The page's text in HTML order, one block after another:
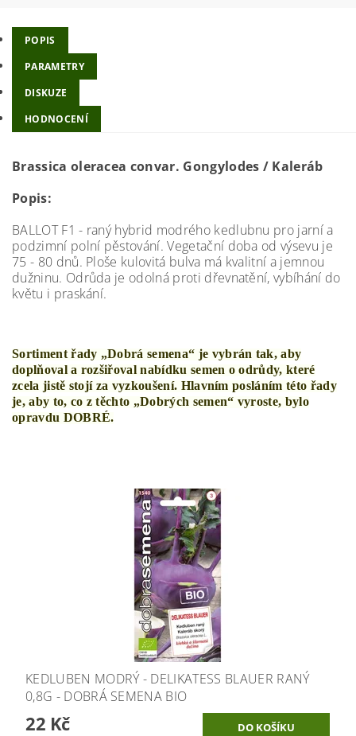
POPIS
PARAMETRY
DISKUZE
HODNOCENÍ
Brassica oleracea convar. Gongylodes / Kaleráb
Popis:
BALLOT F1 - raný hybrid modrého kedlubnu pro jarní a
podzimní polní pěstování. Vegetační doba od výsevu je
75 - 80 dnů. Ploše kulovitá bulva má kvalitní a jemnou
dužninu. Odrůda je odolná proti dřevnatění, vybíhání do
květu i praskání.
Sortiment řady „Dobrá semena“ je vybrán tak, aby
doplňoval a rozšiřoval nabídku semen o odrůdy, které
zcela jistě stojí za vyzkoušení. Hlavním posláním této řady
je, aby to, co z těchto „Dobrých semen“ vyroste, bylo
opravdu DOBRÉ.
KEDLUBEN MODRÝ - DELIKATESS BLAUER RANÝ
0,8G - DOBRÁ SEMENA BIO
22 Kč